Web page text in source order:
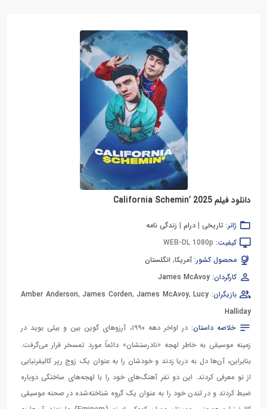
دانلود فیلم California Schemin’ 2025
ژانر: تاریخی | درام | زندگی نامه
کیفیت: WEB-DL 1080p
محصول کشور: آمریکا, انگلستان
کارگردان: James McAvoy
بازیگران:
Amber Anderson, James Corden, James McAvoy, Lucy
Halliday
خلاصه داستان:
در اواخر دهه ۱۹۹۰، آرزوهای گوین بین و بیلی بوید در
زمینه موسیقی به خاطر لهجه «نادرستشان» دائماً مورد تمسخر قرار می‌گرفت.
بنابراین، آن‌ها دل به دریا زدند و خودشان را به عنوان یک زوج رپر کالیفرنیایی
از نو معرفی کردند. این دو نفر آهنگ‌های خود را با لهجه‌های ساختگی دوباره
ضبط کردند و در لندن خود را به عنوان یک گروه شناخته‌شده در صحنه موسیقی